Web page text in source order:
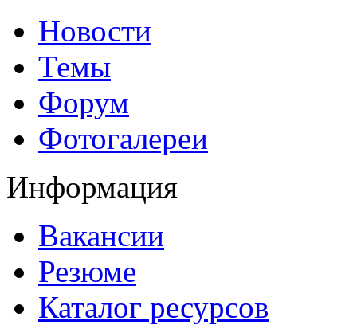
Новости
Темы
Форум
Фотогалереи
Информация
Вакансии
Резюме
Каталог ресурсов